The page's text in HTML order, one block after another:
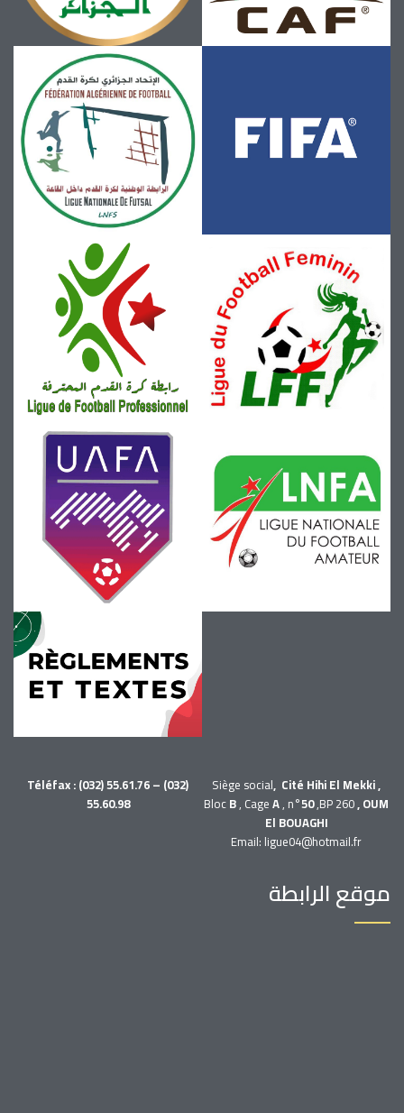
Siège social, Cité Hihi El Mekki ,
BlocB, CageA, n°50,BP 260, OUM
El BOUAGHI
Téléfax : (032) 55.61.76 – (032)
55.60.98
Email: ligue04@hotmail.fr
موقع الرابطة